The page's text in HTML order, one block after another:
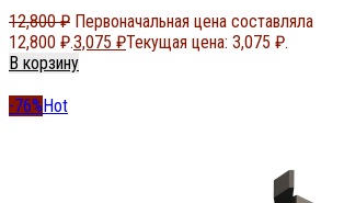
12,800₽ Первоначальная цена составляла
12,800 ₽.3,075 ₽Текущая цена: 3,075 ₽.
В корзину
-76%Hot